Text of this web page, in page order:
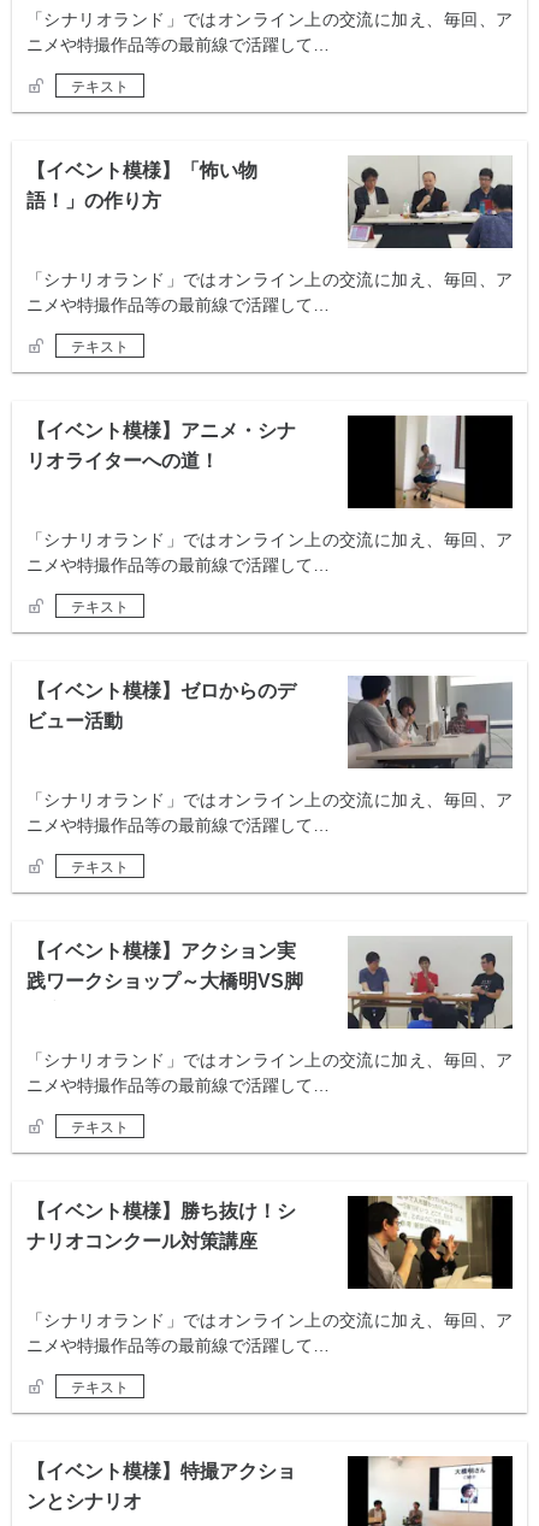
「シナリオランド」ではオンライン上の交流に加え、毎回、ア
ニメや特撮作品等の最前線で活躍して…
テキスト
【イベント模様】「怖い物
語！」の作り方
「シナリオランド」ではオンライン上の交流に加え、毎回、ア
ニメや特撮作品等の最前線で活躍して…
テキスト
【イベント模様】アニメ・シナ
リオライターへの道！
「シナリオランド」ではオンライン上の交流に加え、毎回、ア
ニメや特撮作品等の最前線で活躍して…
テキスト
【イベント模様】ゼロからのデ
ビュー活動
「シナリオランド」ではオンライン上の交流に加え、毎回、ア
ニメや特撮作品等の最前線で活躍して…
テキスト
【イベント模様】アクション実
践ワークショップ～大橋明VS脚
「シナリオランド」ではオンライン上の交流に加え、毎回、ア
ニメや特撮作品等の最前線で活躍して…
テキスト
【イベント模様】勝ち抜け！シ
ナリオコンクール対策講座
「シナリオランド」ではオンライン上の交流に加え、毎回、ア
ニメや特撮作品等の最前線で活躍して…
テキスト
【イベント模様】特撮アクショ
ンとシナリオ